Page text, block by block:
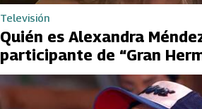
Televisión
Quién es Alexandra
participante de “Gran